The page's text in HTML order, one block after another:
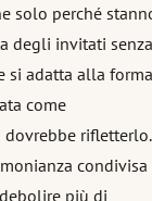
solo perché
degli invitati senza
si adatta alla forma
come
rifletterlo.
condivisa
più di